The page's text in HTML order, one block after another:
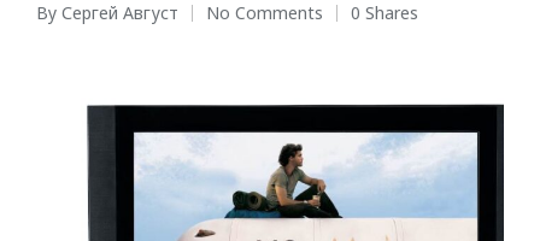
Posted
By Сергей Август No Comments 0 Shares